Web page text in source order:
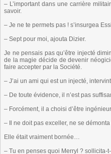
– L’important dans une carrière
savoir.
– Je ne te permets pas ! s’insurgea
– Sept pour moi, ajouta Dizier.
Je ne pensais pas qu’être injecté
de la magie décide de devenir
faire accepter par la Société.
– J’ai un ami qui est un injecté,
– De toute évidence, il n’est pas
– Forcément, il a choisi d’être
– Il ne doit pas exceller, ne se
Elle était vraiment bornée…
– Tu en penses quoi Merryl ? sollicita-